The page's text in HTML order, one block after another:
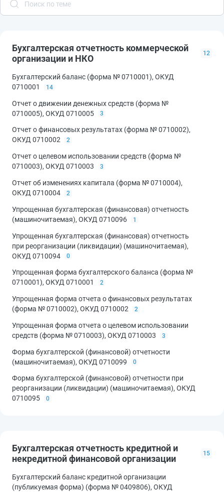
Бухгалтерская отчетность коммерческой
организации и НКО
12
Бухгалтерский баланс (форма № 0710001), ОКУД
0710001
14
Отчет о движении денежных средств (форма №
0710005), ОКУД 0710005
3
Отчет о финансовых результатах (форма № 0710002),
ОКУД 0710002
2
Отчет о целевом использовании средств (форма №
0710003), ОКУД 0710003
3
Отчет об изменениях капитала (форма № 0710004),
ОКУД 0710004
2
Упрощенная бухгалтерская (финансовая) отчетность
(машиночитаемая), ОКУД 0710096
1
Упрощенная бухгалтерская (финансовая) отчетность
при реорганизации (ликвидации) (машиночитаемая),
ОКУД 0710094
0
Упрощенная форма бухгалтерского баланса (форма №
0710001), ОКУД 0710001
2
Упрощенная форма отчета о финансовых результатах
(форма № 0710002), ОКУД 0710002
2
Упрощенная форма отчета о целевом использовании
средств (форма № 0710003), ОКУД 0710003
3
Форма бухгалтерской (финансовой) отчетности
(машиночитаемая), ОКУД 0710099
0
Форма бухгалтерской (финансовой) отчетности при
реорганизации (ликвидации) (машиночитаемая), ОКУД
0710095
0
Бухгалтерская отчетность кредитной и
некредитной финансовой организации
15
Бухгалтерский баланс кредитной организации
(публикуемая форма) (форма № 0409806), ОКУД